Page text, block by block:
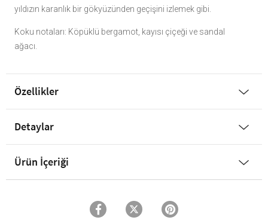
yıldızın karanlık bir gökyüzünden geçişini izlemek gibi.
Koku notaları: Köpüklü bergamot, kayısı çiçeği ve sandal
ağacı.
Özellikler
Detaylar
Ürün İçeriği